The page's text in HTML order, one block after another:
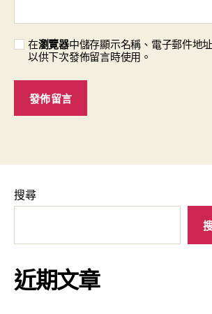
在瀏覽器中儲存顯示名稱、電子郵件地
以供下次發佈留言時使用。
搜尋
近期文章